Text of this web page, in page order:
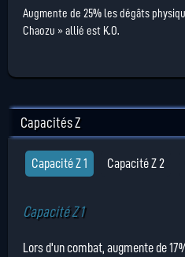
Augmente de 25% les dégâts
Chaozu » allié est K.O.
Capacités Z
Capacité Z 1 Capacité Z 2
Capacité Z 1
Lors d'un combat, augmente de